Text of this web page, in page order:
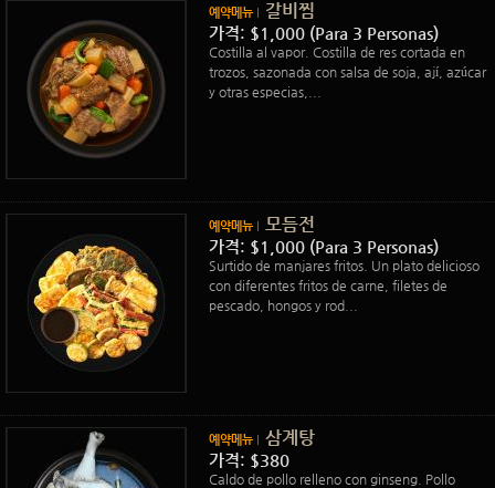
예약메뉴 갈비찜
가격: $1,000 (Para 3 Personas)
Costilla al vapor. Costilla de res cortada en
trozos, sazonada con salsa de soja, ají, azúcar
y otras especias,...
예약메뉴 모듬전
가격: $1,000 (Para 3 Personas)
Surtido de manjares fritos. Un plato delicioso
con diferentes fritos de carne, filetes de
pescado, hongos y rod...
예약메뉴 삼계탕
가격: $380
Caldo de pollo relleno con ginseng. Pollo